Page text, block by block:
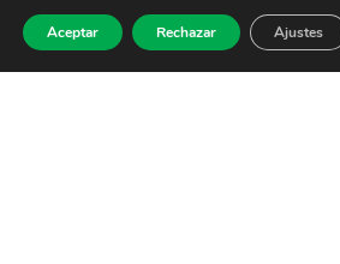
Aceptar Rechazar Ajustes